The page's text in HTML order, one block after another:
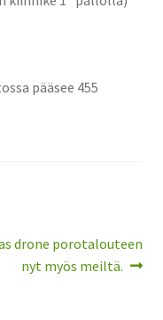
pääsee 455
drone porotalouteen
nyt myös meiltä.